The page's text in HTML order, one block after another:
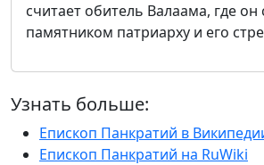
считает обитель Валаама, где
памятником патриарху и его
Узнать больше:
Епископ Панкратий в
Епископ Панкратий на RuWiki